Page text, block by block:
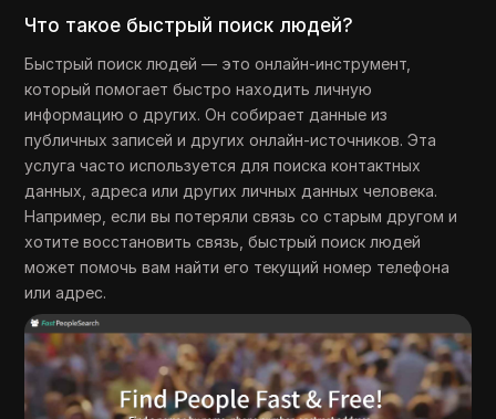
Что такое быстрый поиск людей?
Быстрый поиск людей — это онлайн-инструмент,
который помогает быстро находить личную
информацию о других. Он собирает данные из
публичных записей и других онлайн-источников. Эта
услуга часто используется для поиска контактных
данных, адреса или других личных данных человека.
Например, если вы потеряли связь со старым другом и
хотите восстановить связь, быстрый поиск людей
может помочь вам найти его текущий номер телефона
или адрес.